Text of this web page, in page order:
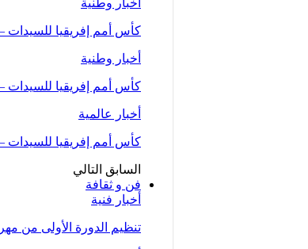
أخبار وطنية
كأس أمم إفريقيا للسيدات – المغرب 2026 .. “لبؤات
أخبار وطنية
كأس أمم إفريقيا للسيدات – المغرب 2026 (المجموعة الأولى/
أخبار عالمية
كأس أمم إفريقيا للسيدات – المغرب 2026.. المنتخب المغربي يحقق
السابق التالي
فن و ثقافة
أخبار فنية
تنظيم الدورة الأولى من مهرجان